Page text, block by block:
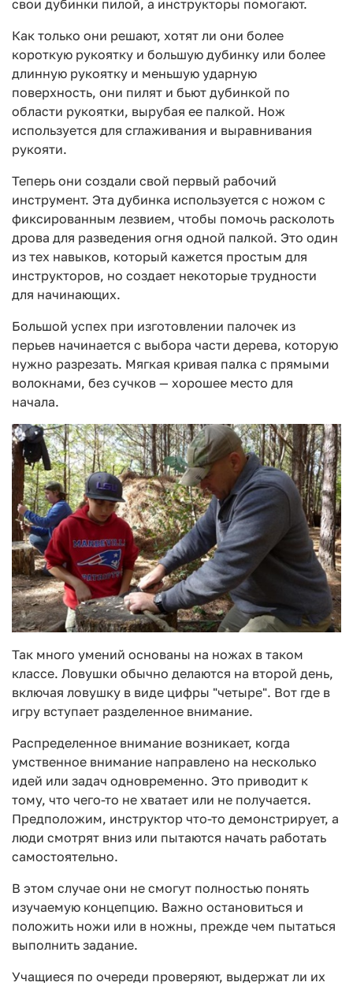
свои дубинки пилой, а инструкторы помогают.
Как только они решают, хотят ли они более
короткую рукоятку и большую дубинку или более
длинную рукоятку и меньшую ударную
поверхность, они пилят и бьют дубинкой по
области рукоятки, вырубая ее палкой. Нож
используется для сглаживания и выравнивания
рукояти.
Теперь они создали свой первый рабочий
инструмент. Эта дубинка используется с ножом с
фиксированным лезвием, чтобы помочь расколоть
дрова для разведения огня одной палкой. Это один
из тех навыков, который кажется простым для
инструкторов, но создает некоторые трудности
для начинающих.
Большой успех при изготовлении палочек из
перьев начинается с выбора части дерева, которую
нужно разрезать. Мягкая кривая палка с прямыми
волокнами, без сучков — хорошее место для
начала.
Так много умений основаны на ножах в таком
классе. Ловушки обычно делаются на второй день,
включая ловушку в виде цифры "четыре". Вот где в
игру вступает разделенное внимание.
Распределенное внимание возникает, когда
умственное внимание направлено на несколько
идей или задач одновременно. Это приводит к
тому, что чего-то не хватает или не получается.
Предположим, инструктор что-то демонстрирует, а
люди смотрят вниз или пытаются начать работать
самостоятельно.
В этом случае они не смогут полностью понять
изучаемую концепцию. Важно остановиться и
положить ножи или в ножны, прежде чем пытаться
выполнить задание.
Учащиеся по очереди проверяют, выдержат ли их